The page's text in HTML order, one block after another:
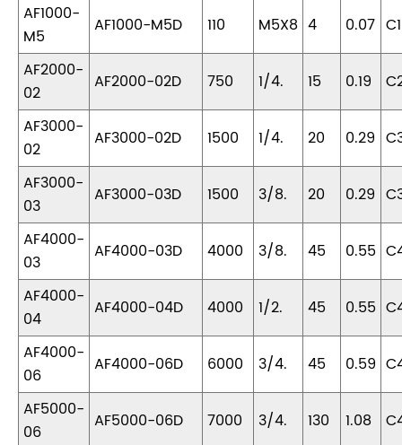
AF1000-
M5
AF1000-M5D 110 M5X8 4 0.07
AF2000-
02
AF2000-02D 750 1/4. 15 0.19
AF3000-
02
AF3000-02D 1500 1/4. 20 0.29
AF3000-
03
AF3000-03D 1500 3/8. 20 0.29
AF4000-
03
AF4000-03D 4000 3/8. 45 0.55
AF4000-
04
AF4000-04D 4000 1/2. 45 0.55
AF4000-
06
AF4000-06D 6000 3/4. 45 0.59
AF5000-
06
AF5000-06D 7000 3/4. 130 1.08